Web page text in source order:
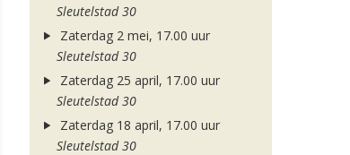
Sleutelstad 30
Zaterdag 2 mei, 17.00 uur
Sleutelstad 30
Zaterdag 25 april, 17.00 uur
Sleutelstad 30
Zaterdag 18 april, 17.00 uur
Sleutelstad 30